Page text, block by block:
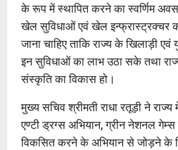
के रूप में स्थापित करने का स्वर्णिम
खेल सुविधाओं एवं खेल इन्फ्रास्ट्रक्चर
जाना चाहिए ताकि राज्य के खिलाड़ी
इन सुविधाओं का लाभ उठा सके तथा
संस्कृति का विकास हो।
मुख्य सचिव श्रीमती राधा रतूड़ी ने राज्य
एण्टी ड्रग्स अभियान, ग्रीन नेशनल
विकसित करने के अभियान से जोड़ने के